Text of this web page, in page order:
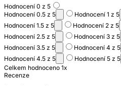
Hodnocení 0 z 5
Hodnocení 0.5 z 5
Hodnocení 1 z 5
Hodnocení 1.5 z 5
Hodnocení 2 z 5
Hodnocení 2.5 z 5
Hodnocení 3 z 5
Hodnocení 3.5 z 5
Hodnocení 4 z 5
Hodnocení 4.5 z 5
Hodnocení 5 z 5
Celkem hodnoceno 1x
Recenze